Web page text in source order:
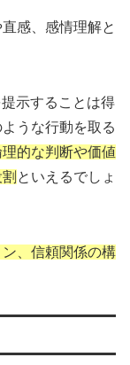
感、感情理解と
示することは得
うな行動を取る
理的な判断や価値
といえるでしょ
、信頼関係の構